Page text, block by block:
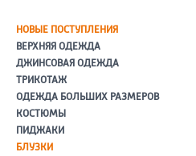
НОВЫЕ ПОСТУПЛЕНИЯ
ВЕРХНЯЯ ОДЕЖДА
ДЖИНСОВАЯ ОДЕЖДА
ТРИКОТАЖ
ОДЕЖДА БОЛЬШИХ РАЗМЕРОВ
КОСТЮМЫ
ПИДЖАКИ
БЛУЗКИ